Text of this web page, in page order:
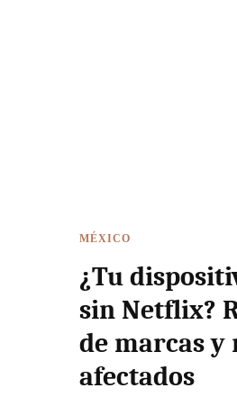
MÉXICO
¿Tu
sin Netflix?
de marcas y
afectados